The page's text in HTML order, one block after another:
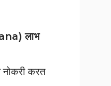
लाभ
नोकरी करत